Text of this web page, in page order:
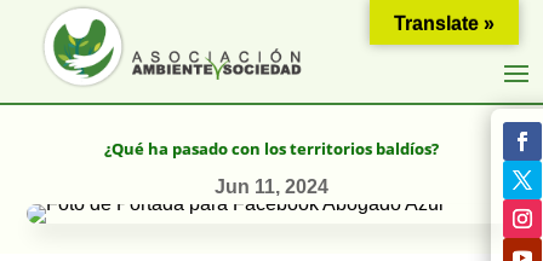
¿Qué ha pasado con los territorios baldíos?
Jun 11, 2024
Translate »